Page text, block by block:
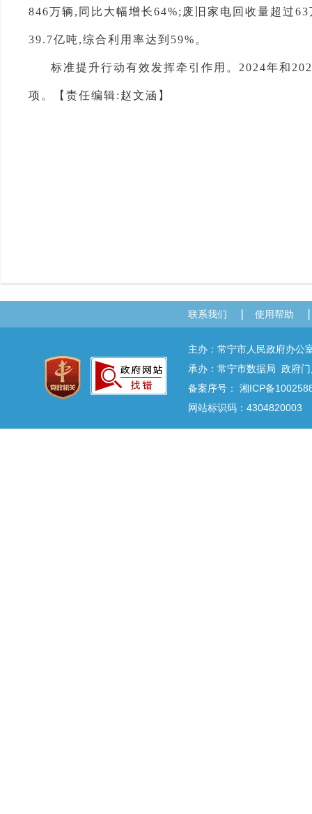
846万辆,同比大幅增长64%;废旧家电回收量超过
39.7亿吨,综合利用率达到59%。
标准提升行动有效发挥牵引作用。2024年和
项。 【责任编辑:赵文涵】
联系我们 使用帮助
主办：常宁市人民政府办
承办：常宁市数据局 政府
备案序号： 湘ICP备
网站标识码：